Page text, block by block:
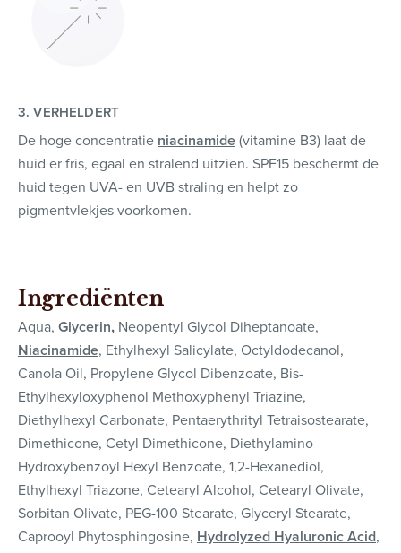
3. VERHELDERT
De hoge concentratie niacinamide(vitamine B3) laat de
huid er fris, egaal en stralend uitzien. SPF15 beschermt de
huid tegen UVA- en UVB straling en helpt zo
pigmentvlekjes voorkomen.
Ingrediënten
Aqua, Glycerin, Neopentyl Glycol Diheptanoate,
Niacinamide, Ethylhexyl Salicylate, Octyldodecanol,
Canola Oil, Propylene Glycol Dibenzoate, Bis-
Ethylhexyloxyphenol Methoxyphenyl Triazine,
Diethylhexyl Carbonate, Pentaerythrityl Tetraisostearate,
Dimethicone, Cetyl Dimethicone, Diethylamino
Hydroxybenzoyl Hexyl Benzoate, 1,2-Hexanediol,
Ethylhexyl Triazone, Cetearyl Alcohol, Cetearyl Olivate,
Sorbitan Olivate, PEG-100 Stearate, Glyceryl Stearate,
Caprooyl Phytosphingosine, Hydrolyzed Hyaluronic Acid,